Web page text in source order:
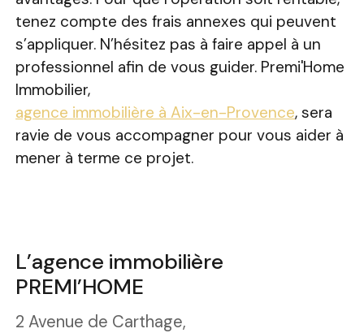
tenez compte des frais annexes qui peuvent
s’appliquer. N’hésitez pas à faire appel à un
professionnel afin de vous guider. Premi'Home
Immobilier,
agence immobilière à Aix-en-Provence, sera
ravie de vous accompagner pour vous aider à
mener à terme ce projet.
L’agence immobilière
PREMI’HOME
2 Avenue de Carthage,